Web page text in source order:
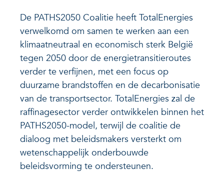
De PATHS2050 Coalitie heeft TotalEnergies
verwelkomd om samen te werken aan een
klimaatneutraal en economisch sterk België
tegen 2050 door de energietransitieroutes
verder te verfijnen, met een focus op
duurzame brandstoffen en de decarbonisatie
van de transportsector. TotalEnergies zal de
raffinagesector verder ontwikkelen binnen het
PATHS2050-model, terwijl de coalitie de
dialoog met beleidsmakers versterkt om
wetenschappelijk onderbouwde
beleidsvorming te ondersteunen.